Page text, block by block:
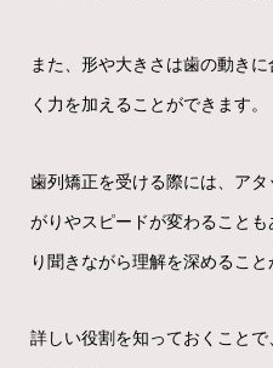
また、形や大きさは歯の動き
く力を加えることができます。
歯列矯正を受ける際には、ア
がりやスピードが変わること
り聞きながら理解を深めること
詳しい役割を知っておくこと